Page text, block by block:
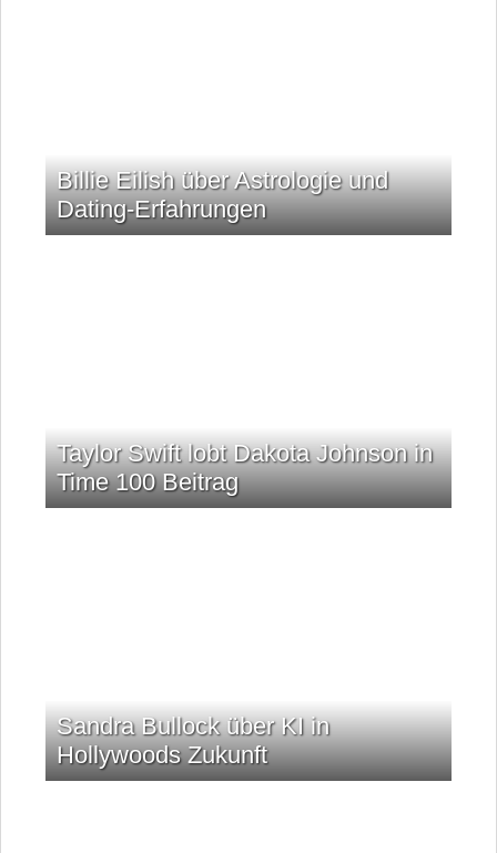
Billie Eilish über Astrologie und
Dating-Erfahrungen
Taylor Swift lobt Dakota Johnson in
Time 100 Beitrag
Sandra Bullock über KI in
Hollywoods Zukunft